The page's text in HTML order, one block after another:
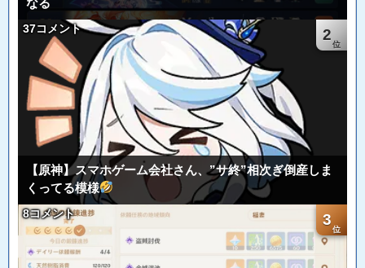
2
37コメント
【原神】スマホゲーム会社さん、”サ終”相次ぎ倒産しま
くってる模様
3
8コメント